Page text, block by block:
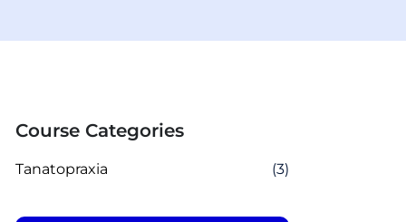
Course Categories
Tanatopraxia (3)